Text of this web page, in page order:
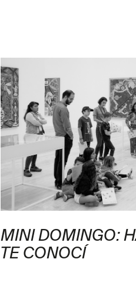
MINI DOMINGO:
TE CONOCÍ